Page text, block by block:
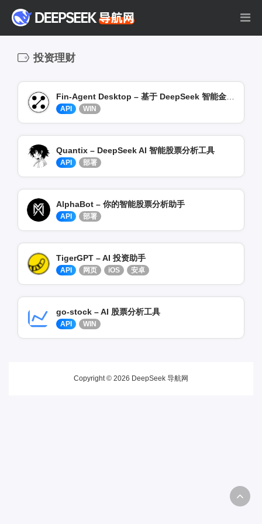
投资理财
API WIN
Quantix – DeepSeek AI 智能股票分析工具
API 部署
AlphaBot – 你的智能股票分析助手
API 部署
TigerGPT – AI 投资助手
API 网页 iOS 安卓
go-stock – AI 股票分析工具
API WIN
Copyright © 2026 DeepSeek 导航网